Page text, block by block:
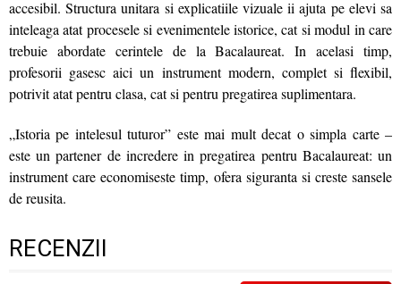
accesibil. Structura unitara si explicatiile vizuale ii ajuta pe elevi sa
inteleaga atat procesele si evenimentele istorice, cat si modul in care
trebuie abordate cerintele de la Bacalaureat. In acelasi timp,
profesorii gasesc aici un instrument modern, complet si flexibil,
potrivit atat pentru clasa, cat si pentru pregatirea suplimentara.
„Istoria pe intelesul tuturor” este mai mult decat o simpla carte –
este un partener de incredere in pregatirea pentru Bacalaureat: un
instrument care economiseste timp, ofera siguranta si creste sansele
de reusita.
RECENZII